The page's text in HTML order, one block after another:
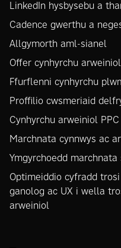
LinkedIn hysbysebu a
Cadence gwerthu a
Allgymorth aml-sianel
Offer cynhyrchu
Ffurflenni cynhyrchu
Proffilio cwsmeriaid
Cynhyrchu arweiniol PPC
Marchnata cynnwys ac
Ymgyrchoedd
Optimeiddio cyfradd trosi
ganolog ac UX i wella
arweiniol